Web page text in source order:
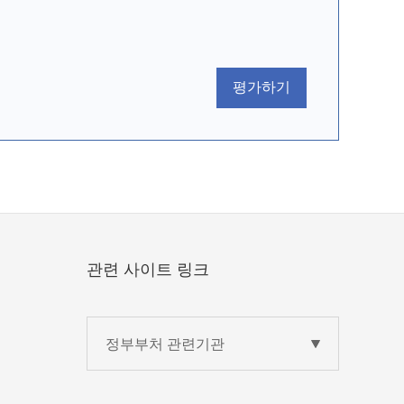
평가하기
관련 사이트 링크
정부부처 관련기관